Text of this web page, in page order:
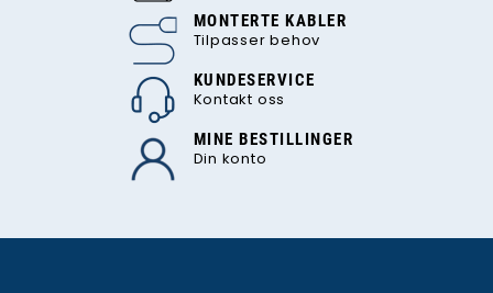
MONTERTE KABLER
Tilpasser behov
KUNDESERVICE
Kontakt oss
MINE BESTILLINGER
Din konto